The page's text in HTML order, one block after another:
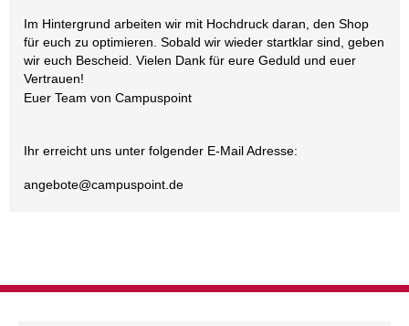
Im Hintergrund arbeiten wir mit Hochdruck daran, den Shop
für euch zu optimieren. Sobald wir wieder startklar sind, geben
wir euch Bescheid. Vielen Dank für eure Geduld und euer
Vertrauen!
Euer Team von Campuspoint
Ihr erreicht uns unter folgender E-Mail Adresse:
angebote@campuspoint.de